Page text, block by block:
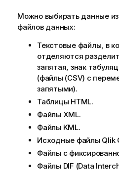
о
д
к
а
з
к
е
Можно выбирать данные
файлов данных:
Текстовые файлы, в
отделяются
запятая, знак
(файлы (CSV) с
запятыми).
Таблицы HTML.
Файлы XML.
Файлы KML.
Исходные файлы Qlik
Файлы с
Файлы DIF (Data